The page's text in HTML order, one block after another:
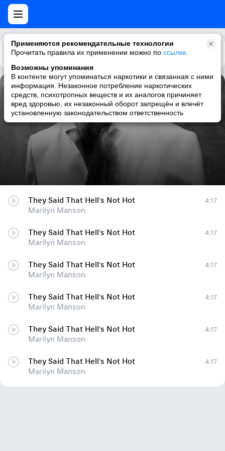
Применяются рекомендательные технологии
Прочитать правила их применении можно по ссылке
Возможны упоминания
В контенте могут упоминаться наркотики и связанная с ними
информация. Незаконное потребление наркотических
средств, психотропных веществ и их аналогов причиняет
вред здоровью, их незаконный оборот запрещён и влечёт
установленную законодательством ответственность
Каталог Рекомендации
They Said That Hell's Not Hot
Marilyn Manson
They Said That Hell's Not Hot
Marilyn Manson
4:17
They Said That Hell's Not Hot
Marilyn Manson
4:17
They Said That Hell’s Not Hot
Marilyn Manson
4:17
They Said That Hell's Not Hot
Marilyn Manson
4:17
They Said That Hell's Not Hot
Marilyn Manson
4:17
They Said That Hell's Not Hot
Marilyn Manson
4:17